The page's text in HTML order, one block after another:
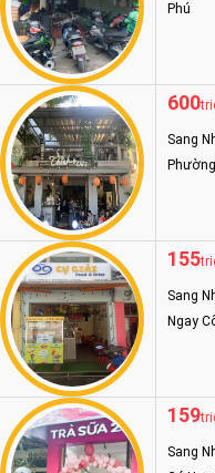
Phú
600
Sang
155
Sang
Ngay
159
Sang